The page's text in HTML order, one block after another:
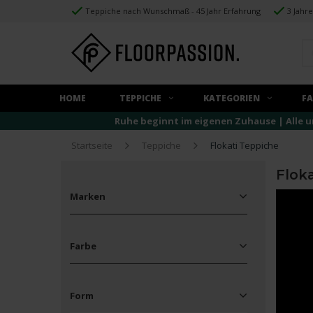
Teppiche nach Wunschmaß - 45 Jahr Erfahrung 3
HOME TEPPICHE KATEGORIEN
Ruhe beginnt im eigenen Zuhause | Alle
Startseite
Teppiche Flokati Teppiche
Marken
Fred van Leer
Farbe
Grau
Form